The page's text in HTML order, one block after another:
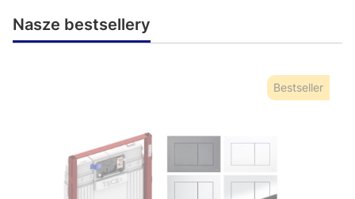
Nasze bestsellery
Bestseller